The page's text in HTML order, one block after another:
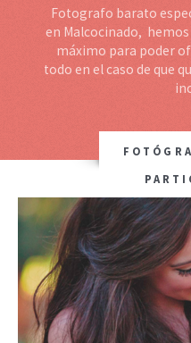
Fotografo barato
en Malcocinado,
máximo para poder
todo en el caso de que